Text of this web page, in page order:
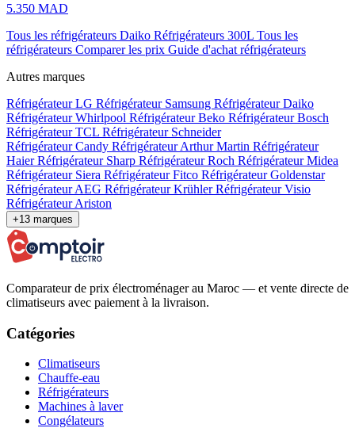
5.350 MAD
Tous les réfrigérateurs Daiko Réfrigérateurs 300L Tous les
réfrigérateurs Comparer les prix Guide d'achat réfrigérateurs
Autres marques
Réfrigérateur LG Réfrigérateur Samsung Réfrigérateur Daiko
Réfrigérateur Whirlpool Réfrigérateur Beko Réfrigérateur Bosch
Réfrigérateur TCL Réfrigérateur Schneider
Réfrigérateur Candy Réfrigérateur Arthur Martin Réfrigérateur
HaierRéfrigérateur Sharp Réfrigérateur Roch Réfrigérateur Midea
Réfrigérateur Siera Réfrigérateur Fitco Réfrigérateur Goldenstar
Réfrigérateur AEG Réfrigérateur KrühlerRéfrigérateur Visio
Réfrigérateur Ariston
+13 marques
Comparateur de prix électroménager au Maroc — et vente directe de
climatiseurs avec paiement à la livraison.
Catégories
Climatiseurs
Chauffe-eau
Réfrigérateurs
Machines à laver
Congélateurs